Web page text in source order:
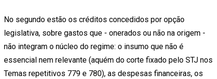
No segundo estão os créditos concedidos por opção
legislativa, sobre gastos que - onerados ou não na origem -
não integram o núcleo do regime: o insumo que não é
essencial nem relevante (aquém do corte fixado pelo STJ nos
Temas repetitivos 779 e 780), as despesas financeiras, os